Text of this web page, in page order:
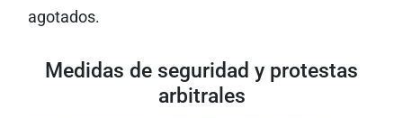
agotados.
Medidas de seguridad y protestas
arbitrales